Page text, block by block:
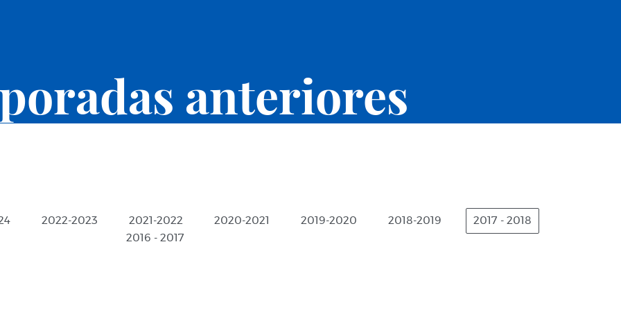
anteriores
2022-2023 2021-2022 2020-2021 2019-2020 2018-2019
2017 - 2018
2016 - 2017